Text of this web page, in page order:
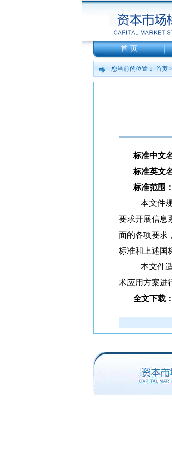
首 页
您当前的位置： 首页
标准中文
标准英文
标准范围：
本文件
要求开展信息
面的各项要求
标准和上述国
本文件
术应用方案进
全文下载：